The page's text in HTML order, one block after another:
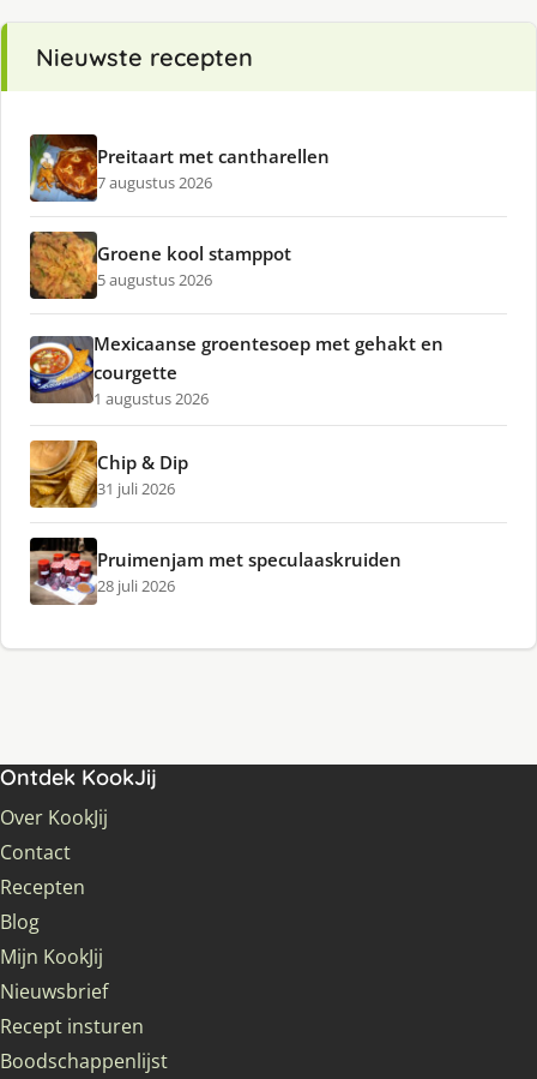
Nieuwste recepten
Preitaart met cantharellen
7 augustus 2026
Groene kool stamppot
5 augustus 2026
Mexicaanse groentesoep met gehakt en
courgette
1 augustus 2026
Chip & Dip
31 juli 2026
Pruimenjam met speculaaskruiden
28 juli 2026
Ontdek KookJij
Over KookJij
Contact
Recepten
Blog
Mijn KookJij
Nieuwsbrief
Recept insturen
Boodschappenlijst